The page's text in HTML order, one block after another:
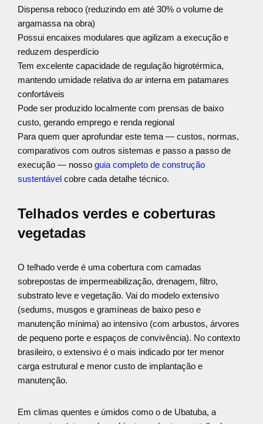
Dispensa reboco (reduzindo em até 30% o volume de
argamassa na obra)
Possui encaixes modulares que agilizam a execução e
reduzem desperdício
Tem excelente capacidade de regulação higrotérmica,
mantendo umidade relativa do ar interna em patamares
confortáveis
Pode ser produzido localmente com prensas de baixo
custo, gerando emprego e renda regional
Para quem quer aprofundar este tema — custos, normas,
comparativos com outros sistemas e passo a passo de
execução — nosso guia completo de construção
sustentável cobre cada detalhe técnico.
Telhados verdes e coberturas
vegetadas
O telhado verde é uma cobertura com camadas
sobrepostas de impermeabilização, drenagem, filtro,
substrato leve e vegetação. Vai do modelo extensivo
(sedums, musgos e gramíneas de baixo peso e
manutenção mínima) ao intensivo (com arbustos, árvores
de pequeno porte e espaços de convivência). No contexto
brasileiro, o extensivo é o mais indicado por ter menor
carga estrutural e menor custo de implantação e
manutenção.
Em climas quentes e úmidos como o de Ubatuba, a